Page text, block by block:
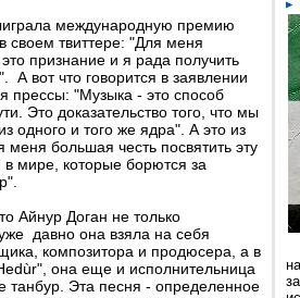
международную премию
своем твиттере: "Для меня
признание и я рада получить
вот что говорится в заявлении
прессы: "Музыка - это способ
Это доказательство того, что мы
одного и того же ядра". А это из
большая честь посвятить эту
мире, которые борются за
Айнур Доган не только
давно она взяла на себя
композитора и продюсера, а в
она еще и исполнительница
танбур. Эта песня - определенное